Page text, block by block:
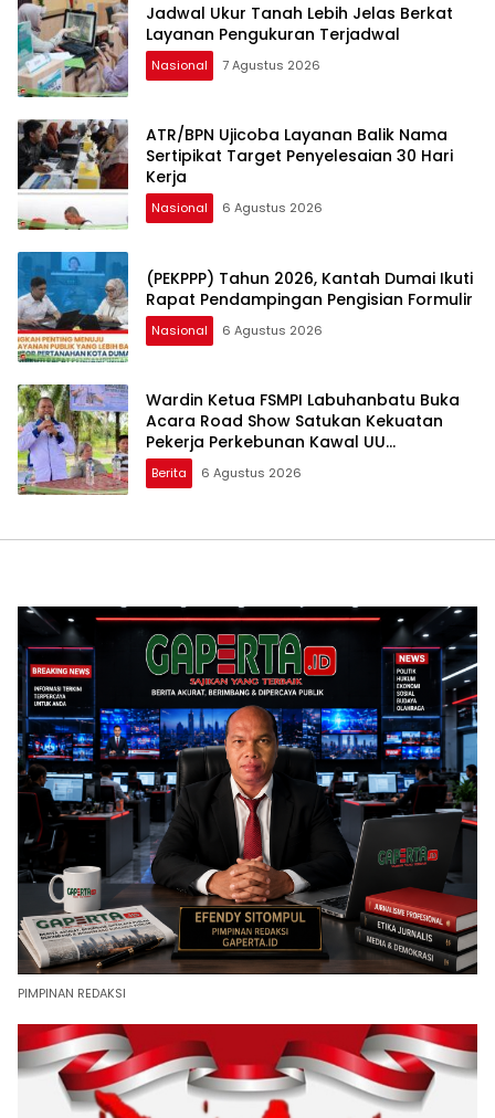
Jadwal Ukur Tanah Lebih Jelas Berkat
Layanan Pengukuran Terjadwal
Nasional 7 Agustus 2026
ATR/BPN Ujicoba Layanan Balik Nama
Sertipikat Target Penyelesaian 30 Hari
Kerja
Nasional 6 Agustus 2026
(PEKPPP) Tahun 2026, Kantah Dumai Ikuti
Rapat Pendampingan Pengisian Formulir
Nasional 6 Agustus 2026
Wardin Ketua FSMPI Labuhanbatu Buka
Acara Road Show Satukan Kekuatan
Pekerja Perkebunan Kawal UU
Ketenagakerjaan Baru
Berita 6 Agustus 2026
PIMPINAN REDAKSI